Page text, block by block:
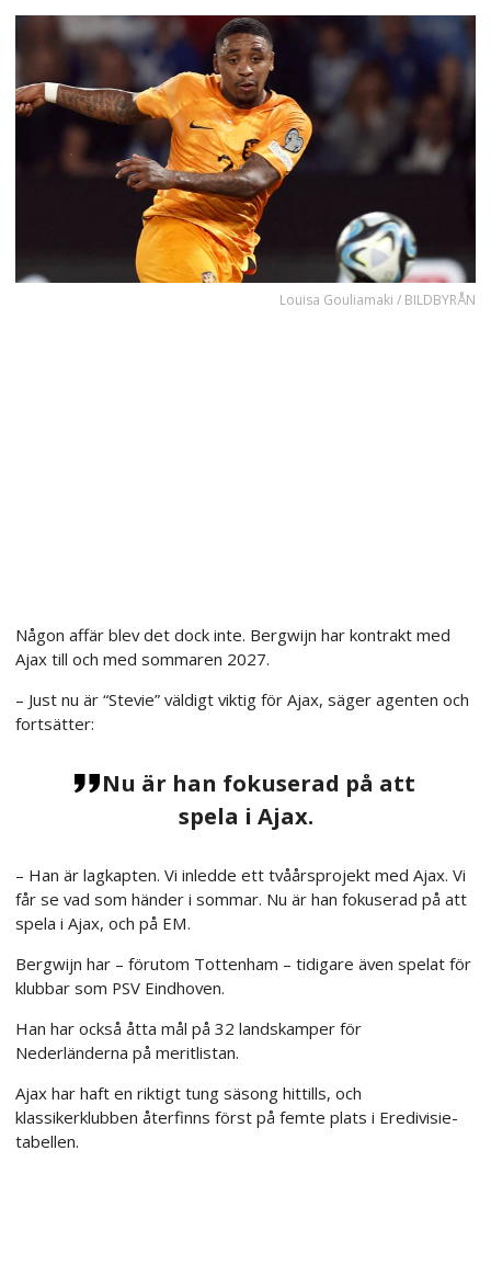
Louisa Gouliamaki / BILDBYRÅN
Någon affär blev det dock inte. Bergwijn har kontrakt med
Ajax till och med sommaren 2027.
– Just nu är “Stevie” väldigt viktig för Ajax, säger agenten och
fortsätter:
Nu är han fokuserad på att
spela i Ajax.
– Han är lagkapten. Vi inledde ett tvåårsprojekt med Ajax. Vi
får se vad som händer i sommar. Nu är han fokuserad på att
spela i Ajax, och på EM.
Bergwijn har – förutom Tottenham – tidigare även spelat för
klubbar som PSV Eindhoven.
Han har också åtta mål på 32 landskamper för
Nederländerna på meritlistan.
Ajax har haft en riktigt tung säsong hittills, och
klassikerklubben återfinns först på femte plats i Eredivisie-
tabellen.